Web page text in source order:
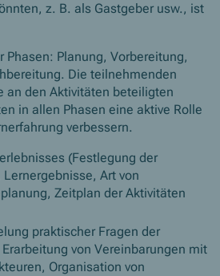
z. B. als Gastgeber usw., ist
Phasen: Planung, Vorbereitung,
Die teilnehmenden
an den Aktivitäten beteiligten
in allen Phasen eine aktive Rolle
verbessern.
(Festlegung der
Art von
Zeitplan der Aktivitäten
praktischer Fragen der
von Vereinbarungen mit
Organisation von